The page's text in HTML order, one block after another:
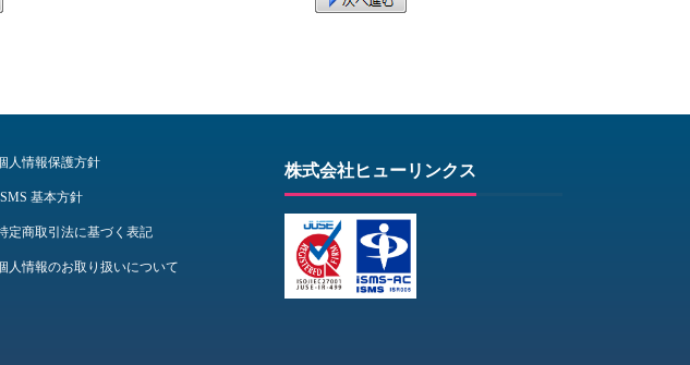
人情報保護方針
基本方針
定商取引法に基づく表記
人情報のお取り扱いについて
株式会社ヒューリンクス